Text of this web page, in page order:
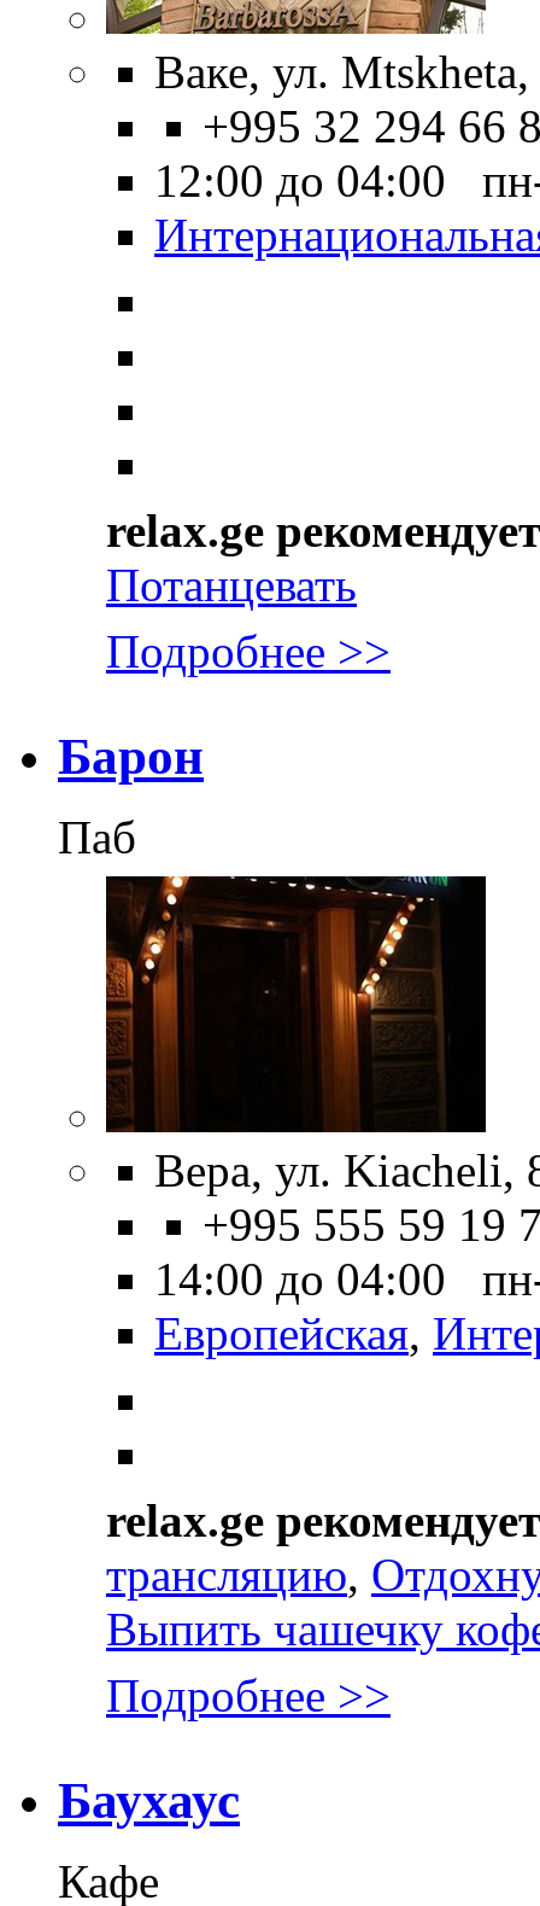
Ваке, ул. Mtskheta,
+995 32 294 66
12:00 до 04:00
relax.ge рекомендует
Потанцевать
Подробнее >>
Барон
Паб
Вера, ул. Kiacheli,
+995 555 59 19
14:00 до 04:00
Европейская,
relax.ge рекомендует
трансляцию,
Выпить чашечку
Подробнее >>
Баухаус
Кафе